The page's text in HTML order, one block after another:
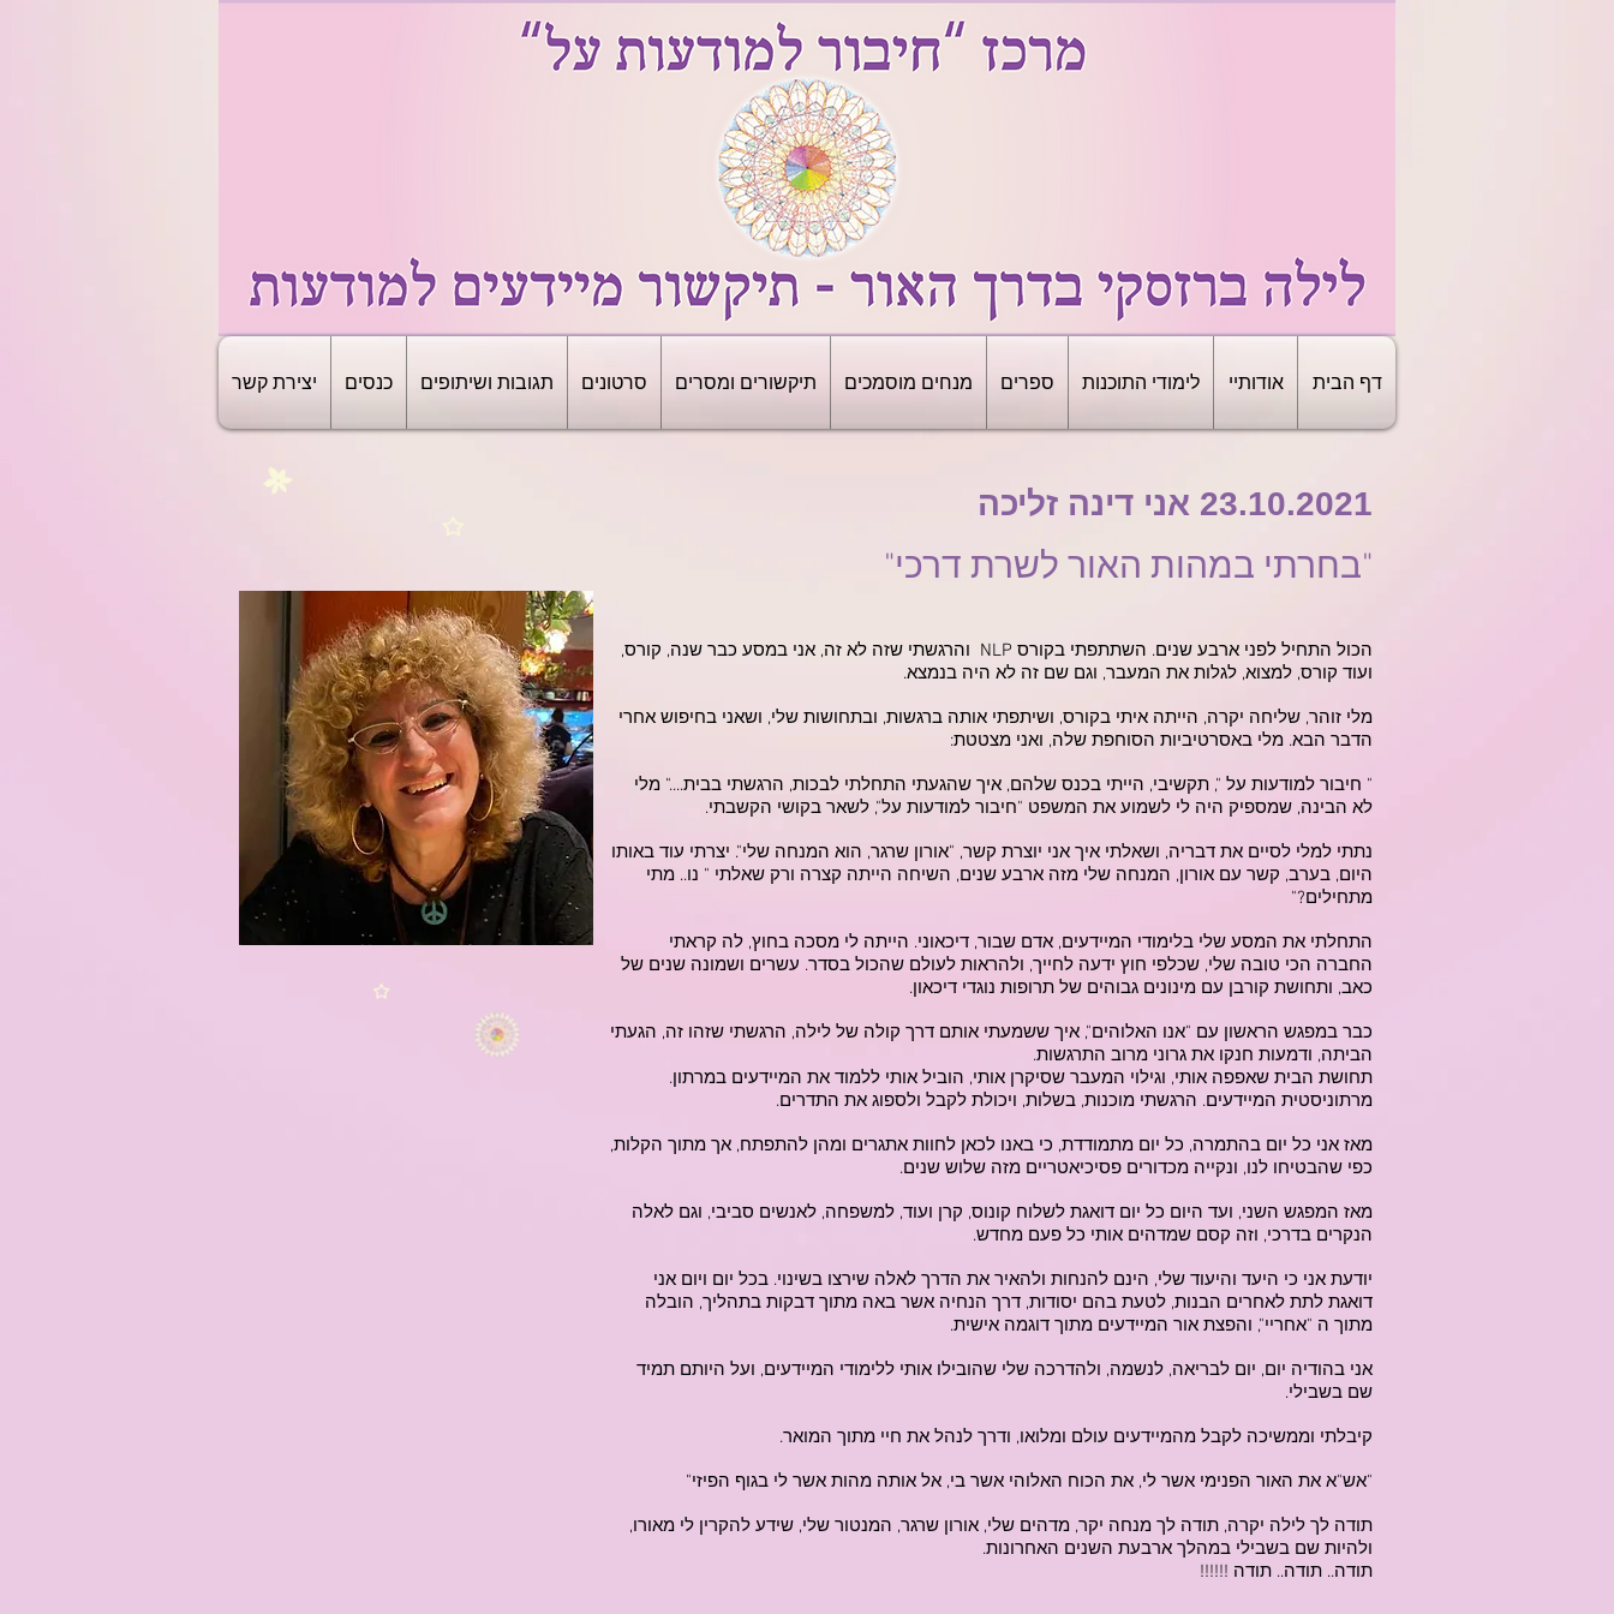
דף הבית אודותיי לימודי התוכנות ספרים מנחים מוסמכים תיקשורים ומסרים סרטונים תגובות ושיתופים כנסים יצירת קשר
23.10.2021 אני דינה זליכה
"בחרתי במהות האור לשרת דרכי"
הכול התחיל לפני ארבע שנים. השתתפתי בקורס NLP והרגשתי שזה לא זה, אני במסע כבר שנה, קורס,
ועוד קורס, למצוא, לגלות את המעבר, וגם שם זה לא היה בנמצא.
מלי זוהר, שליחה יקרה, הייתה איתי בקורס, ושיתפתי אותה ברגשות, ובתחושות שלי, ושאני בחיפוש אחרי
הדבר הבא. מלי באסרטיביות הסוחפת שלה, ואני מצטטת:
" חיבור למודעות על ", תקשיבי, הייתי בכנס שלהם, איך שהגעתי התחלתי לבכות, הרגשתי בבית...." מלי
לא הבינה, שמספיק היה לי לשמוע את המשפט "חיבור למודעות על", לשאר בקושי הקשבתי.
נתתי למלי לסיים את דבריה, ושאלתי איך אני יוצרת קשר, "אורון שרגר, הוא המנחה שלי". יצרתי עוד באותו
היום, בערב, קשר עם אורון, המנחה שלי מזה ארבע שנים, השיחה הייתה קצרה ורק שאלתי " נו.. מתי
מתחילים?"
התחלתי את המסע שלי בלימודי המיידעים, אדם שבור, דיכאוני. הייתה לי מסכה בחוץ, לה קראתי
החברה הכי טובה שלי, שכלפי חוץ ידעה לחייך, ולהראות לעולם שהכול בסדר. עשרים ושמונה שנים של
כאב, ותחושת קורבן עם מינונים גבוהים של תרופות נוגדי דיכאון.
כבר במפגש הראשון עם "אנו האלוהים", איך ששמעתי אותם דרך קולה של לילה, הרגשתי שזהו זה, הגעתי
הביתה, ודמעות חנקו את גרוני מרוב התרגשות.
תחושת הבית שאפפה אותי, וגילוי המעבר שסיקרן אותי, הוביל אותי ללמוד את המיידעים במרתון.
מרתוניסטית המיידעים. הרגשתי מוכנות, בשלות, ויכולת לקבל ולספוג את התדרים.
מאז אני כל יום בהתמרה, כל יום מתמודדת, כי באנו לכאן לחוות אתגרים ומהן להתפתח, אך מתוך הקלות,
כפי שהבטיחו לנו, ונקייה מכדורים פסיכיאטריים מזה שלוש שנים.
מאז המפגש השני, ועד היום כל יום דואגת לשלוח קונוס, קרן ועוד, למשפחה, לאנשים סביבי, וגם לאלה
הנקרים בדרכי, וזה קסם שמדהים אותי כל פעם מחדש.
יודעת אני כי היעד והיעוד שלי, הינם להנחות ולהאיר את הדרך לאלה שירצו בשינוי. בכל יום ויום אני
דואגת לתת לאחרים הבנות, לטעת בהם יסודות, דרך הנחיה אשר באה מתוך דבקות בתהליך, הובלה
מתוך ה "אחריי", והפצת אור המיידעים מתוך דוגמה אישית.
אני בהודיה יום, יום לבריאה, לנשמה, ולהדרכה שלי שהובילו אותי ללימודי המיידעים, ועל היותם תמיד
שם בשבילי.
קיבלתי וממשיכה לקבל מהמיידעים עולם ומלואו, ודרך לנהל את חיי מתוך המואר.
"אש"א את האור הפנימי אשר לי, את הכוח האלוהי אשר בי, אל אותה מהות אשר לי בגוף הפיזי"
תודה לך לילה יקרה, תודה לך מנחה יקר, מדהים שלי, אורון שרגר, המנטור שלי, שידע להקרין לי מאורו,
ולהיות שם בשבילי במהלך ארבעת השנים האחרונות.
תודה.. תודה.. תודה !!!!!!